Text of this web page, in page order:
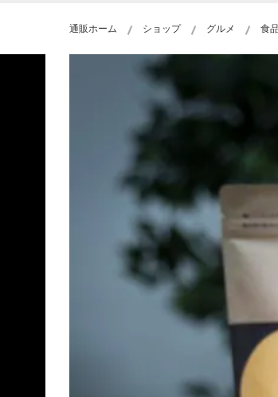
通販ホーム ショップ グルメ 食